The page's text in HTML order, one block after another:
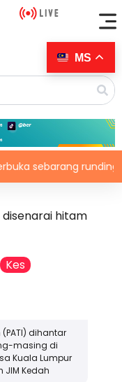
rundingan
disenarai hitam
Kes
dihantar
masing di
Kuala Lumpur
JIM Kedah
MS